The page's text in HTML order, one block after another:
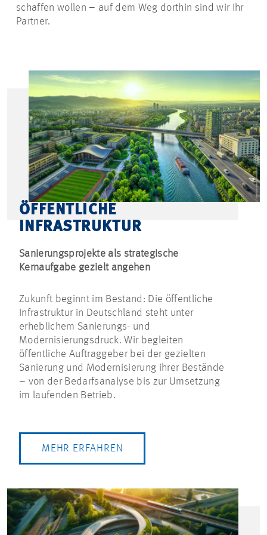
schaffen wollen – auf dem Weg dorthin sind wir Ihr
Partner.
ÖFFENTLICHE
INFRASTRUKTUR
Sanierungsprojekte als strategische
Kernaufgabe gezielt angehen
Zukunft beginnt im Bestand: Die öffentliche
Infrastruktur in Deutschland steht unter
erheblichem Sanierungs- und
Modernisierungsdruck. Wir begleiten
öffentliche Auftraggeber bei der gezielten
Sanierung und Modernisierung ihrer Bestände
– von der Bedarfsanalyse bis zur Umsetzung
im laufenden Betrieb.
MEHR ERFAHREN